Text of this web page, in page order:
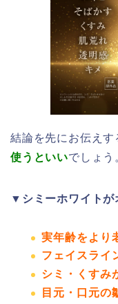
結論を先にお伝えす
使うといいでしょう
▼シミーホワイト
実年齢をより
フェイスライ
シミ・くすみ
目元・口元の